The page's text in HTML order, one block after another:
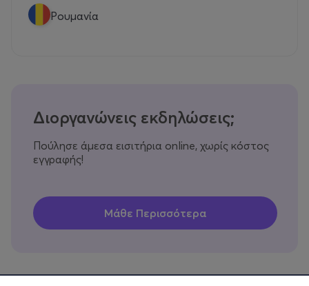
Ρουμανία
Διοργανώνεις εκδηλώσεις;
Πούλησε άμεσα εισιτήρια online, χωρίς κόστος
εγγραφής!